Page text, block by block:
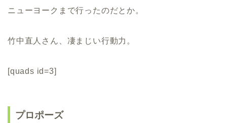
ニューヨークまで行ったのだとか。
竹中直人さん、凄まじい行動力。
[quads id=3]
プロポーズ